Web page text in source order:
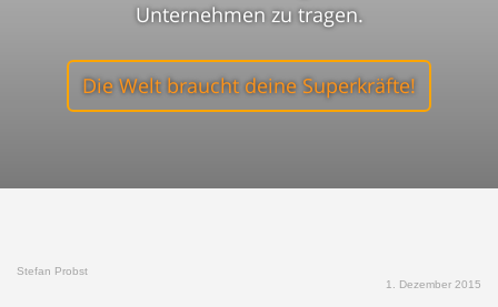
Unternehmen zu tragen.
Die Welt braucht deine Superkräfte!
Stefan Probst
1. Dezember 2015